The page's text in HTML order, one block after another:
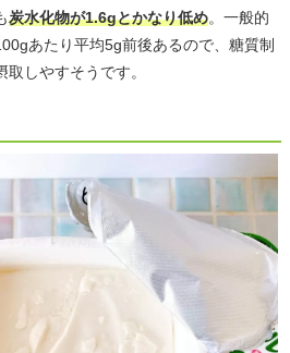
炭水化物が1.6gとかなり低め。一般的
あたり平均5g前後あるので、糖質制
しやすそうです。